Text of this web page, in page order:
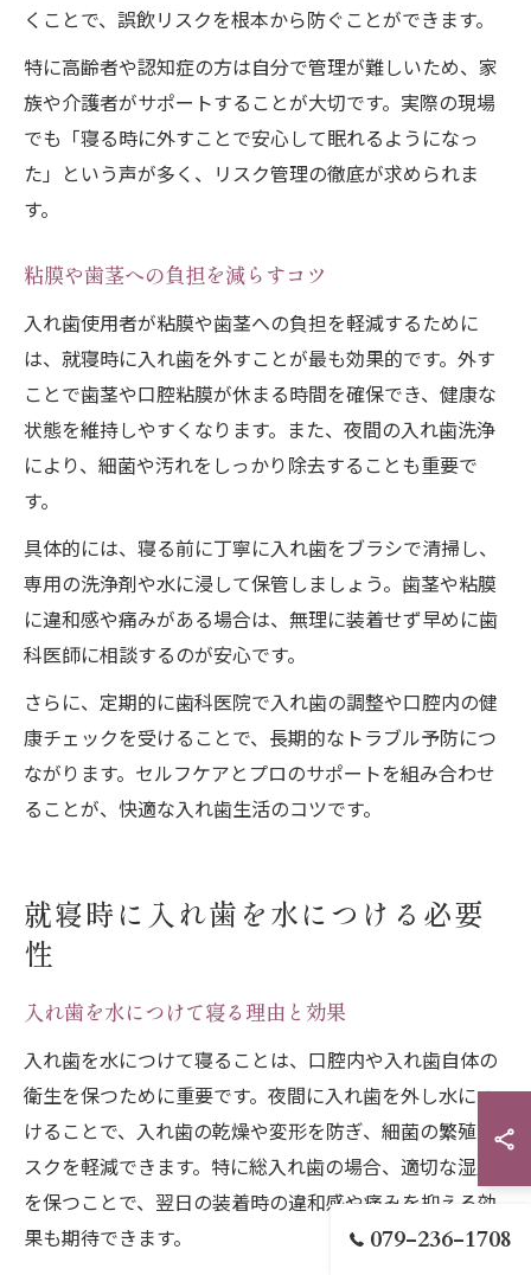
くことで、誤飲リスクを根本から防ぐことができます。
特に高齢者や認知症の方は自分で管理が難しいため、家
族や介護者がサポートすることが大切です。実際の現場
でも「寝る時に外すことで安心して眠れるようになっ
た」という声が多く、リスク管理の徹底が求められま
す。
粘膜や歯茎への負担を減らすコツ
入れ歯使用者が粘膜や歯茎への負担を軽減するために
は、就寝時に入れ歯を外すことが最も効果的です。外す
ことで歯茎や口腔粘膜が休まる時間を確保でき、健康な
状態を維持しやすくなります。また、夜間の入れ歯洗浄
により、細菌や汚れをしっかり除去することも重要で
す。
具体的には、寝る前に丁寧に入れ歯をブラシで清掃し、
専用の洗浄剤や水に浸して保管しましょう。歯茎や粘膜
に違和感や痛みがある場合は、無理に装着せず早めに歯
科医師に相談するのが安心です。
さらに、定期的に歯科医院で入れ歯の調整や口腔内の健
康チェックを受けることで、長期的なトラブル予防につ
ながります。セルフケアとプロのサポートを組み合わせ
ることが、快適な入れ歯生活のコツです。
就寝時に入れ歯を水につける必要
性
入れ歯を水につけて寝る理由と効果
入れ歯を水につけて寝ることは、口腔内や入れ歯自体の
衛生を保つために重要です。夜間に入れ歯を外し水につ
けることで、入れ歯の乾燥や変形を防ぎ、細菌の繁殖リ
スクを軽減できます。特に総入れ歯の場合、適切な湿度
を保つことで、翌日の装着時の違和感や痛みを抑える効
果も期待できます。
079-236-1708